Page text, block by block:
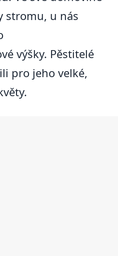
stromu, u nás
výšky. Pěstitelé
pro jeho velké,